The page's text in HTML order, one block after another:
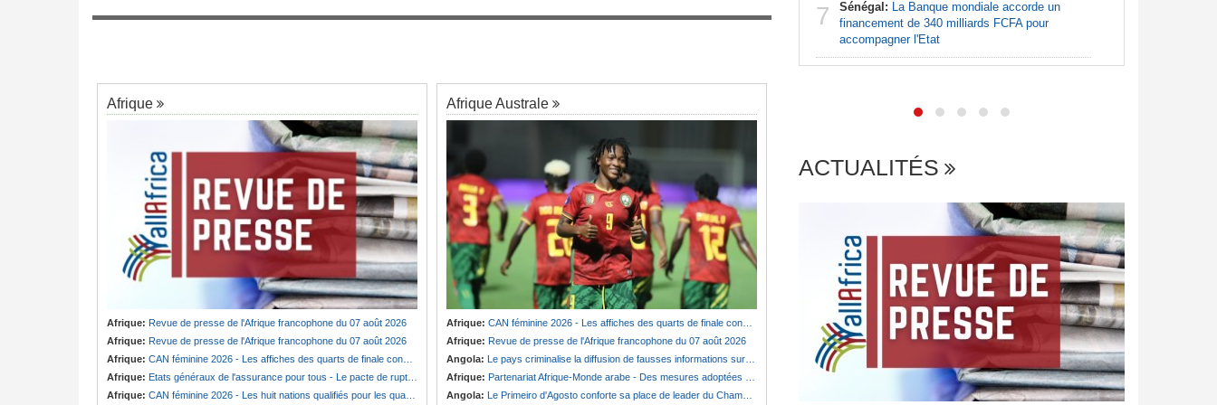
Afrique
Afrique: Revue de presse de l'Afrique francophone du 07 août 2026
Afrique: Revue de presse de l'Afrique francophone du 07 août 2026
Afrique: CAN féminine 2026 - Les affiches des quarts de finale connues
Afrique: Etats généraux de l'assurance pour tous - Le pacte de rupture
Afrique: CAN féminine 2026 - Les huit nations qualifiés pour les quarts de finale
Afrique Australe
Afrique: CAN féminine 2026 - Les affiches des quarts de finale connues
Afrique: Revue de presse de l'Afrique francophone du 07 août 2026
Angola: Le pays criminalise la diffusion de fausses informations sur Internet
Afrique: Partenariat Afrique-Monde arabe - Des mesures adoptées pour relancer la coopération
Angola: Le Primeiro d'Agosto conforte sa place de leader du Championnat national féminin
7
militaire à Thomas Sankara
7
Des jeunes formés aux métiers de l'hôtellerie
7 Sénégal: La Banque mondiale accorde un
financement de 340 milliards FCFA pour
accompagner l'Etat
ACTUALITÉS